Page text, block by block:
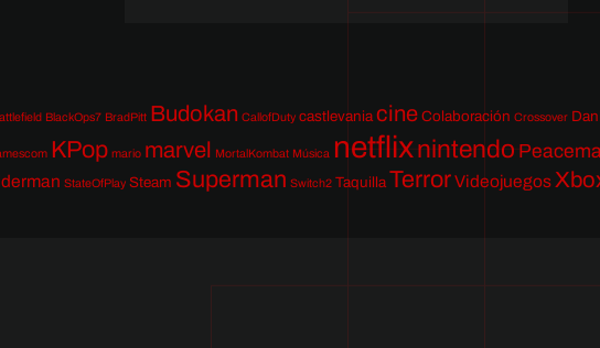
BlackOps7 BradPitt Budokan CallofDuty castlevania cine Colaboración Crossover
KPop mario marvel MortalKombat Música netflixnintendo
StateOfPlay Steam Superman Switch2 Taquilla Terror Videojuegos